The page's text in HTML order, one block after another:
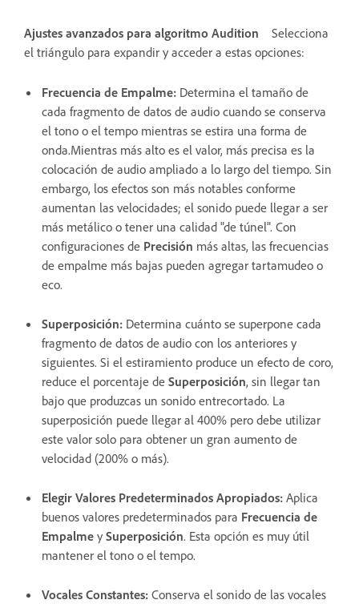
Ajustes avanzados para algoritmo Audition
Selecciona
el triángulo para expandir y acceder a estas opciones:
Frecuencia de Empalme: Determina el tamaño de
cada fragmento de datos de audio cuando se conserva
el tono o el tempo mientras se estira una forma de
onda.Mientras más alto es el valor, más precisa es la
colocación de audio ampliado a lo largo del tiempo. Sin
embargo, los efectos son más notables conforme
aumentan las velocidades; el sonido puede llegar a ser
más metálico o tener una calidad "de túnel". Con
configuraciones de Precisión más altas, las frecuencias
de empalme más bajas pueden agregar tartamudeo o
eco.
Superposición: Determina cuánto se superpone cada
fragmento de datos de audio con los anteriores y
siguientes. Si el estiramiento produce un efecto de coro,
reduce el porcentaje de Superposición, sin llegar tan
bajo que produzcas un sonido entrecortado. La
superposición puede llegar al 400% pero debe utilizar
este valor solo para obtener un gran aumento de
velocidad (200% o más).
Elegir Valores Predeterminados Apropiados: Aplica
buenos valores predeterminados para Frecuencia de
Empalme y Superposición. Esta opción es muy útil
mantener el tono o el tempo.
Vocales Constantes: Conserva el sonido de las vocales